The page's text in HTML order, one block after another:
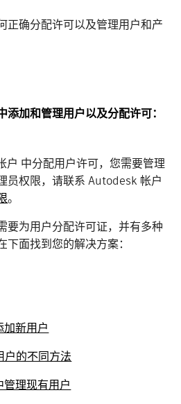
正确分配许可以及管理用户和产
加和管理用户以及分配许可：
户 中分配用户许可，您需要管理
员权限，请联系 Autodesk 帐户
。
要为用户分配许可证，并有多种
下面找到您的解决方案：
新用户
户的不同方法
理现有用户